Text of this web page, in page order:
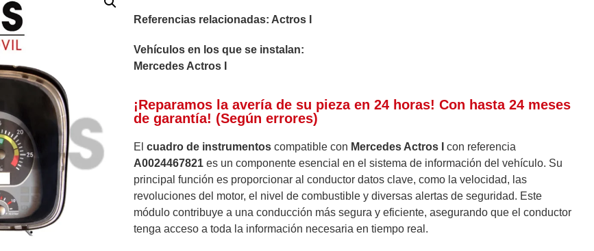
Referencias relacionadas: Actros I
Vehículos en los que se instalan:
Mercedes Actros I
¡Reparamos la avería de su pieza en 24 horas! Con hasta 24 meses
de garantía! (Según errores)
El cuadro de instrumentos compatible con Mercedes Actros I
con referencia
A0024467821 es un componente esencial en el sistema de información del vehículo. Su
principal función es proporcionar al conductor datos clave, como la velocidad, las
revoluciones del motor, el nivel de combustible y diversas alertas de seguridad. Este
módulo contribuye a una conducción más segura y eficiente, asegurando que el conductor
tenga acceso a toda la información necesaria en tiempo real.